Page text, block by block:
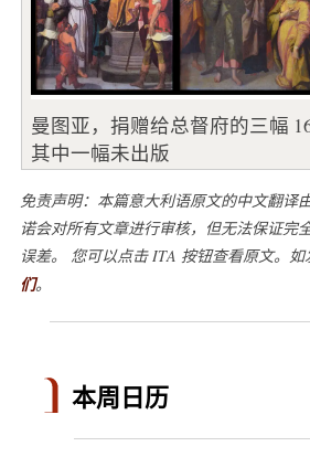
曼图亚，捐赠给总督府的三幅
其中一幅未出版
免责声明：本篇意大利语原文的中文翻译
诺会对所有文章进行审核，但无法保证完
误差。 您可以点击 ITA 按钮查看原文。如
们。
本周日历